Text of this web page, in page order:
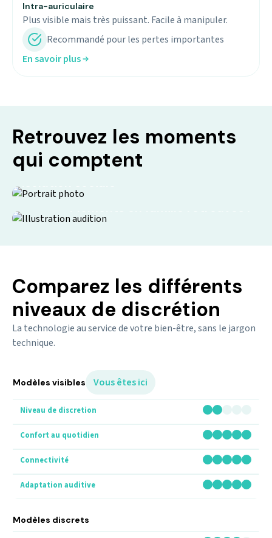
Intra-auriculaire
Plus visible mais très puissant. Facile à manipuler.
Recommandé pour les pertes importantes
En savoir plus
Retrouvez les moments
qui comptent
Comparez les différents
niveaux de discrétion
La technologie au service de votre bien-être, sans le jargon
technique.
Modèles visibles Vous êtes ici
Modèles discrets